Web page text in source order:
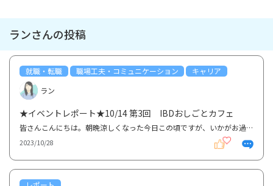
ランさんの投稿
就職・転職 職場工夫・コミュニケーション
キャリア
ラン
★イベントレポート★10/14 第3回 IBDおしごとカフェ
皆さんこんにちは。朝晩涼しくなった今日この頃ですが、いかがお過ごしですか？さて、グッテではIBD患者...
2023/10/28